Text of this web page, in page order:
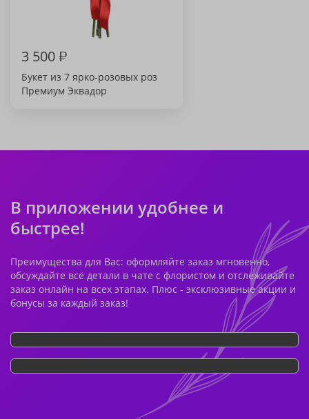
3 500₽
Букет из 7 ярко-розовых роз
Премиум Эквадор
В приложении удобнее и
быстрее!
Преимущества для Вас: оформляйте заказ мгновенно,
обсуждайте все детали в чате с флористом и отслеживайте
заказ онлайн на всех этапах. Плюс - эксклюзивные акции и
бонусы за каждый заказ!